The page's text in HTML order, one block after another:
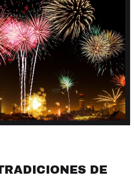
DE